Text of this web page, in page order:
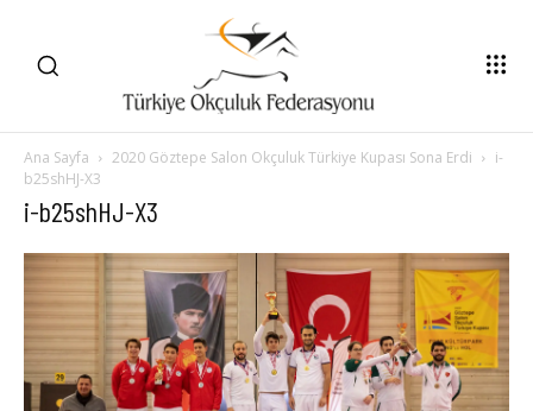
Ana Sayfa 2020 Göztepe Salon Okçuluk Türkiye Kupası Sona Erdi
i-
b25shHJ-X3
i-b25shHJ-X3